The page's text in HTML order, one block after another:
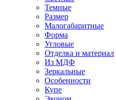
Темные
Размер
Малогабаритные
Форма
Угловые
Отделка и материал
Из МДФ
Зеркальные
Особенности
Купе